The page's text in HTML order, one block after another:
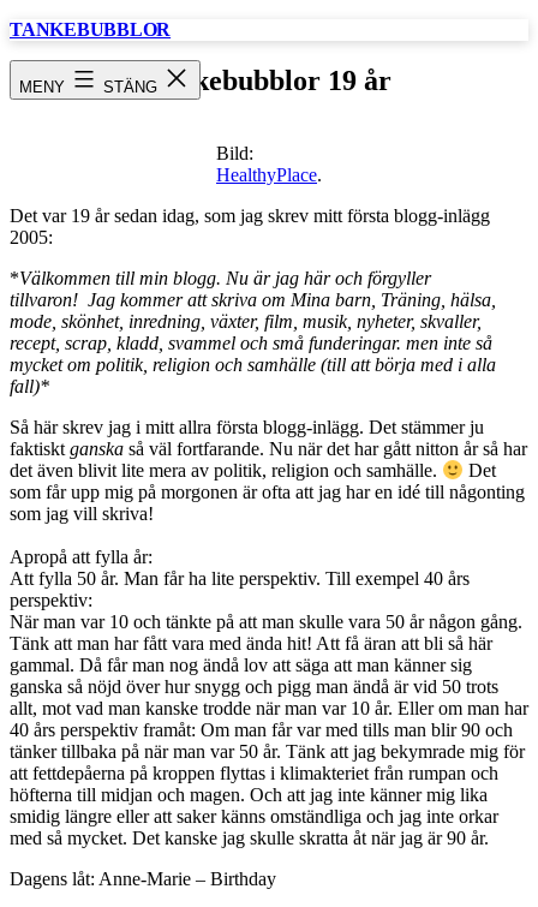
Hoppa
TANKEBUBBLOR
MENY STÄNGTankebubblor 19 år
Bild:
HealthyPlace.
Det var 19 år sedan idag, som jag skrev mitt första blogg-inlägg
2005:
*Välkommen till min blogg. Nu är jag här och förgyller
tillvaron! Jag kommer att skriva om Mina barn, Träning, hälsa,
mode, skönhet, inredning, växter, film, musik, nyheter, skvaller,
recept, scrap, kladd, svammel och små funderingar. men inte så
mycket om politik, religion och samhälle (till att börja med i alla
fall)*
Så här skrev jag i mitt allra första blogg-inlägg. Det stämmer ju
faktiskt ganska så väl fortfarande. Nu när det har gått nitton år så har
det även blivit lite mera av politik, religion och samhälle.
Det
som får upp mig på morgonen är ofta att jag har en idé till någonting
som jag vill skriva!
Apropå att fylla år:
Att fylla 50 år. Man får ha lite perspektiv. Till exempel 40 års
perspektiv:
När man var 10 och tänkte på att man skulle vara 50 år någon gång.
Tänk att man har fått vara med ända hit! Att få äran att bli så här
gammal. Då får man nog ändå lov att säga att man känner sig
ganska så nöjd över hur snygg och pigg man ändå är vid 50 trots
allt, mot vad man kanske trodde när man var 10 år. Eller om man har
40 års perspektiv framåt: Om man får var med tills man blir 90 och
tänker tillbaka på när man var 50 år. Tänk att jag bekymrade mig för
att fettdepåerna på kroppen flyttas i klimakteriet från rumpan och
höfterna till midjan och magen. Och att jag inte känner mig lika
smidig längre eller att saker känns omständliga och jag inte orkar
med så mycket. Det kanske jag skulle skratta åt när jag är 90 år.
Dagens låt: Anne-Marie – Birthday